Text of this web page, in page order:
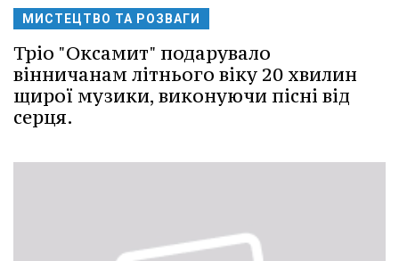
МИСТЕЦТВО ТА РОЗВАГИ
Тріо "Оксамит" подарувало
вінничанам літнього віку 20 хвилин
щирої музики, виконуючи пісні від
серця.